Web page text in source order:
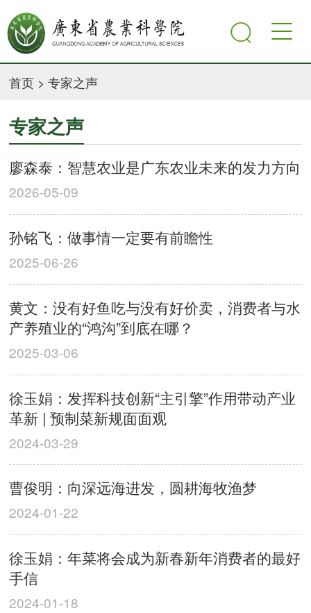
首页 >专家之声
专家之声
廖森泰：智慧农业是广东农业未来的发力方向
2026-05-09
孙铭飞：做事情一定要有前瞻性
2025-06-26
黄文：没有好鱼吃与没有好价卖，消费者与水
产养殖业的“鸿沟”到底在哪？
2025-03-06
徐玉娟：发挥科技创新“主引擎”作用带动产业
革新 | 预制菜新规面面观
2024-03-29
曹俊明：向深远海进发，圆耕海牧渔梦
2024-01-22
徐玉娟：年菜将会成为新春新年消费者的最好
手信
2024-01-18